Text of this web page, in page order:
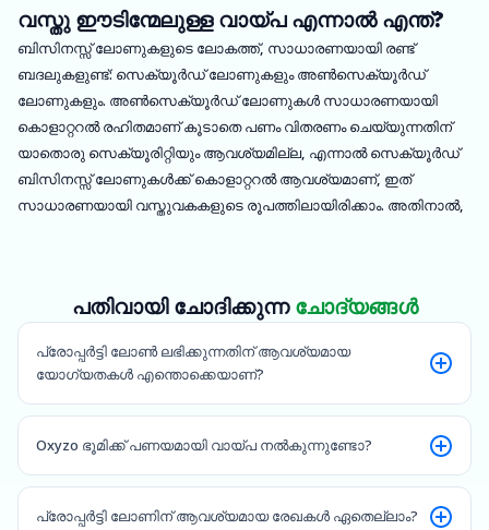
ഡോക്യുമെന്റേഷനും ഉള്ള മത്സരപരമായ LAP സൊല്യൂഷനുകൾ
Oxyzo വാഗ്ദാനം ചെയ്യുന്നു.
വസ്തു ഈടിന്മേലുള്ള വായ്പ എന്നാൽ എന്ത്?
ബിസിനസ്സ് ലോണുകളുടെ ലോകത്ത്, സാധാരണയായി രണ്ട്
ബദലുകളുണ്ട്: സെക്യൂർഡ് ലോണുകളും അൺസെക്യൂർഡ്
ലോണുകളും. അൺസെക്യൂർഡ് ലോണുകൾ സാധാരണയായി
കൊളാറ്ററൽ രഹിതമാണ് കൂടാതെ പണം വിതരണം ചെയ്യുന്നതിന്
യാതൊരു സെക്യൂരിറ്റിയും ആവശ്യമില്ല, എന്നാൽ സെക്യൂർഡ്
ബിസിനസ്സ് ലോണുകൾക്ക് കൊളാറ്ററൽ ആവശ്യമാണ്, ഇത്
സാധാരണയായി വസ്തുവകകളുടെ രൂപത്തിലായിരിക്കാം. അതിനാൽ,
സെക്യൂർഡ് ലോണാണ് ലോൺ എഗെയ്ൻസ്റ്റ് പ്രോപ്പർട്ടി. ഇത്തരം
ബിസിനസ്സുകളെ ഭാവിയിലെ വളർച്ചയ്ക്കും വിപുലീകരണത്തിനുമായി
തന്ത്രപരമായ തീരുമാനങ്ങൾ എടുക്കാൻ സഹായിക്കുന്നു.
പതിവായി ചോദിക്കുന്നചോദ്യങ്ങൾ
പ്രോപ്പർട്ടി ലോൺ ലഭിക്കുന്നതിന് ആവശ്യമായ
യോഗ്യതകൾ എന്തൊക്കെയാണ്?
Oxyzo ഭൂമിക്ക് പണയമായി വായ്പ നൽകുന്നുണ്ടോ?
പ്രോപ്പർട്ടി ലോണിന് ആവശ്യമായ രേഖകൾ ഏതെല്ലാം?